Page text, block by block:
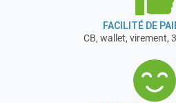
FACILITÉ DE
CB, wallet, virement,